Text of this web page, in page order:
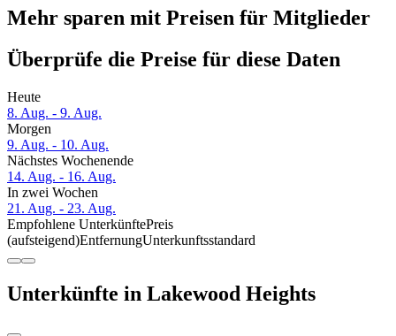
Mehr sparen mit Preisen für Mitglieder
Überprüfe die Preise für diese Daten
Heute
8. Aug. - 9. Aug.
Morgen
9. Aug. - 10. Aug.
Nächstes Wochenende
14. Aug. - 16. Aug.
In zwei Wochen
21. Aug. - 23. Aug.
Empfohlene UnterkünftePreis
(aufsteigend)EntfernungUnterkunftsstandard
Unterkünfte in Lakewood Heights